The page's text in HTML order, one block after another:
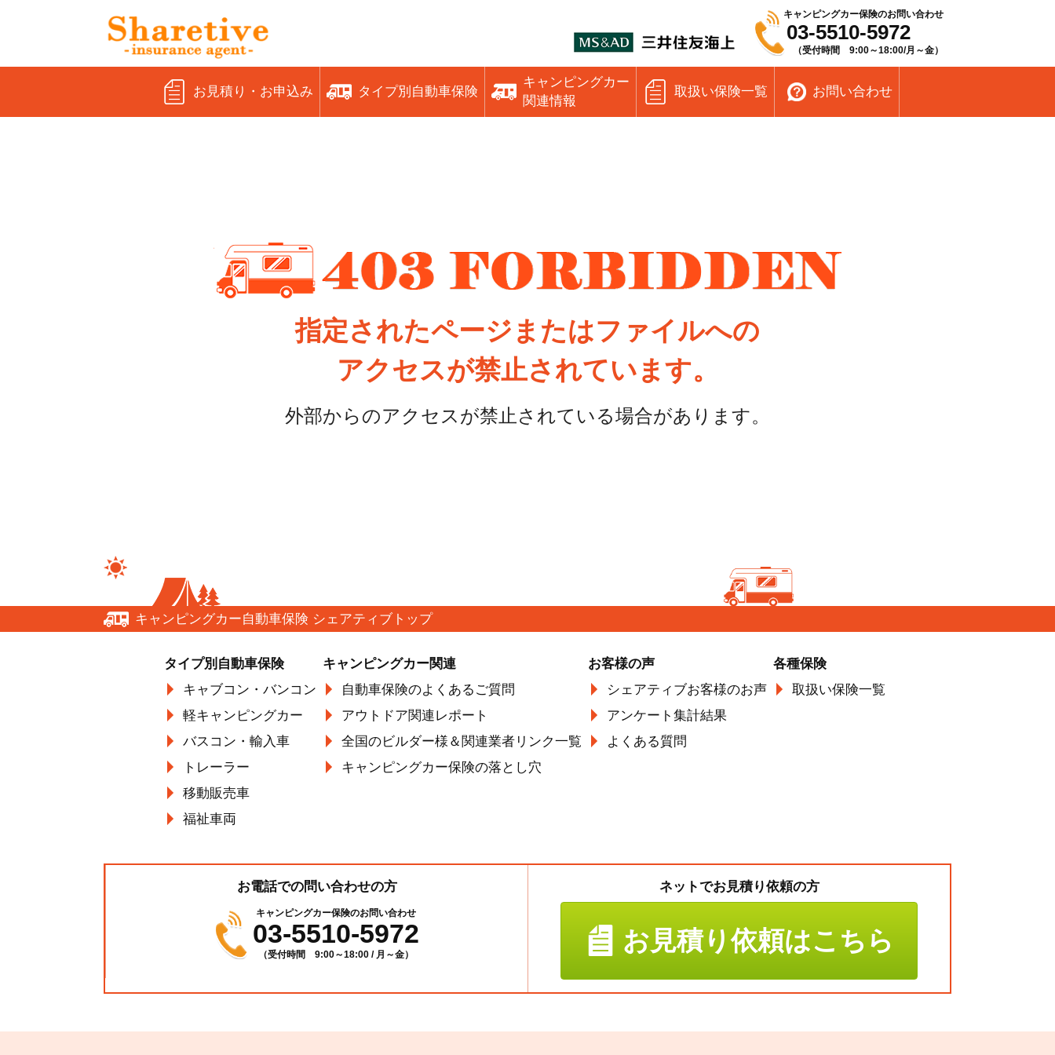
キャンピングカー保険のお問い合わせ
03-5510-5972
（受付時間 9:00～18:00/月～金）
お見積り・お申込み タイプ別自動車保険
キャンピングカー
関連情報
取扱い保険一覧 お問い合わせ
指定されたページまたはファイルへの
アクセスが禁止されています。
外部からのアクセスが禁止されている場合があります。
キャンピングカー自動車保険 シェアティブトップ
タイプ別自動車保険
キャブコン・バンコン
軽キャンピングカー
バスコン・輸入車
トレーラー
移動販売車
福祉車両
キャンピングカー関連
自動車保険のよくあるご質問
アウトドア関連レポート
全国のビルダー様＆関連業者リンク一覧
キャンピングカー保険の落とし穴
お客様の声
シェアティブお客様のお声
アンケート集計結果
よくある質問
各種保険
取扱い保険一覧
ネットでお見積り依頼の方
お見積り依頼はこちら
お電話での問い合わせの方
キャンピングカー保険のお問い合わせ
03-5510-5972
（受付時間 9:00～18:00 / 月～金）